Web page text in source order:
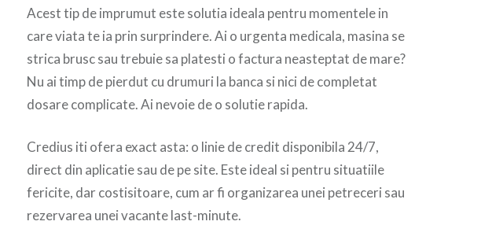
Acest tip de imprumut este solutia ideala pentru momentele in
care viata te ia prin surprindere. Ai o urgenta medicala, masina se
strica brusc sau trebuie sa platesti o factura neasteptat de mare?
Nu ai timp de pierdut cu drumuri la banca si nici de completat
dosare complicate. Ai nevoie de o solutie rapida.
Credius iti ofera exact asta: o linie de credit disponibila 24/7,
direct din aplicatie sau de pe site. Este ideal si pentru situatiile
fericite, dar costisitoare, cum ar fi organizarea unei petreceri sau
rezervarea unei vacante last-minute.